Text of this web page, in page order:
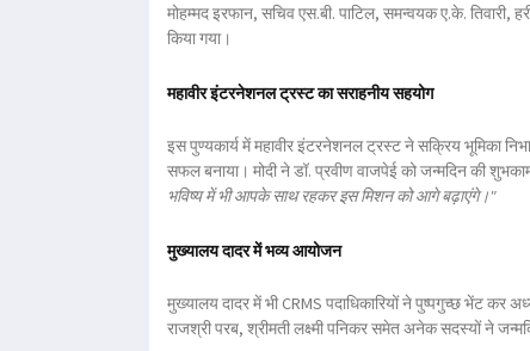
मोहम्मद इरफान, सचिवएस.बी. पाटिल, समन्वयकए.के. तिवारी,
किया गया।
महावीर इंटरनेशनल ट्रस्ट का सराहनीय सहयोग
इस पुण्यकार्य मेंमहावीर इंटरनेशनल ट्रस्टने सक्रिय भूमिका
सफल बनाया। मोदी ने डॉ. प्रवीण वाजपेई को जन्मदिन की
भविष्य में भी आपके साथ रहकर इस मिशन को आगे बढ़ाएंगे।"
मुख्यालय दादर में भव्य आयोजन
मुख्यालय दादर में भी CRMS पदाधिकारियों ने पुष्पगुच्छ भेंट कर
राजश्री परब,श्रीमती लक्ष्मी पनिकरसमेत अनेक सदस्यों ने